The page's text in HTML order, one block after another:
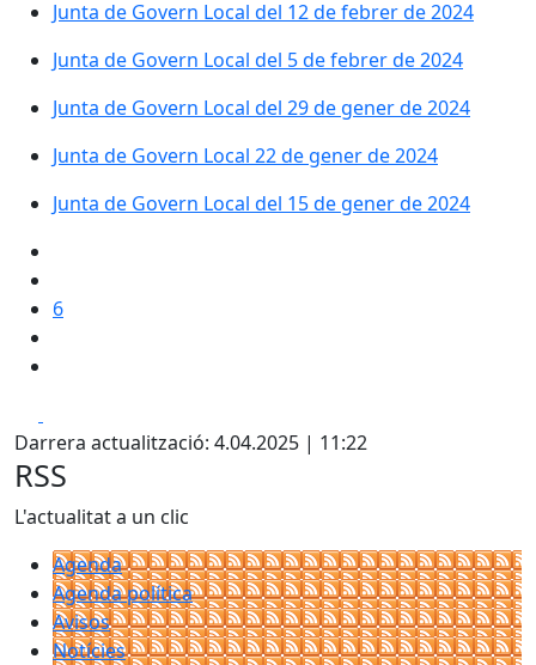
Junta de Govern Local del 12 de febrer de 2024
Junta de Govern Local del 5 de febrer de 2024
Junta de Govern Local del 29 de gener de 2024
Junta de Govern Local 22 de gener de 2024
Junta de Govern Local del 15 de gener de 2024
6
Darrera actualització: 4.04.2025 | 11:22
RSS
L'actualitat a un clic
Agenda
Agenda política
Avisos
Notícies